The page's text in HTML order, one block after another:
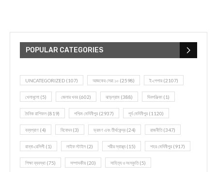
POPULAR CATEGORIES
UNCATEGORIZED (107) আজকের সেরা ১০ (2598) ই-পেপার (2107)
খেলাধূলো (5) জেলার খবর (602) ঝাড়গ্রাম (388) দিনপঞ্জিকা (1)
দৈনিক রাশিফল (819) পশ্চিম মেদিনীপুর (2937) পূর্ব মেদিনীপুর (1120)
বন্যপ্রাণ (4) বিনোদন(3) ভ্রমণ এবং তীর্থকেন্দ্র (24) রাজনীতি(347)
রান্না-রেসিপী (1) লাইফ স্টাইল (2) শরীর স্বাস্থ্য (15) শহর মেদিনীপুর (917)
শিক্ষা ব্যবস্থা (75) সম্পাদকীয় (20) সাহিত্য ও সংস্কৃতি(5)